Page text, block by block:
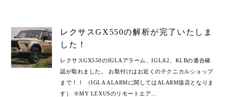
レクサスGX550の解析が完了いたしま
した！
レクサスGX550のIGLAアラーム、IGLA2、KLBの適合確
認が取れました。 お取付けはお近くのテクニカルショップ
まで！！ （IGLA ALARMに関してはALARM扱店となりま
す） ※MY LEXUSのリモートエア